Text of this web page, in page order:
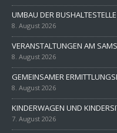
UMBAU DER
8. August 2026
VERANSTALTUNGEN AM
8. August 2026
GEMEINSAMER
8. August 2026
KINDERWAGEN UND
7. August 2026